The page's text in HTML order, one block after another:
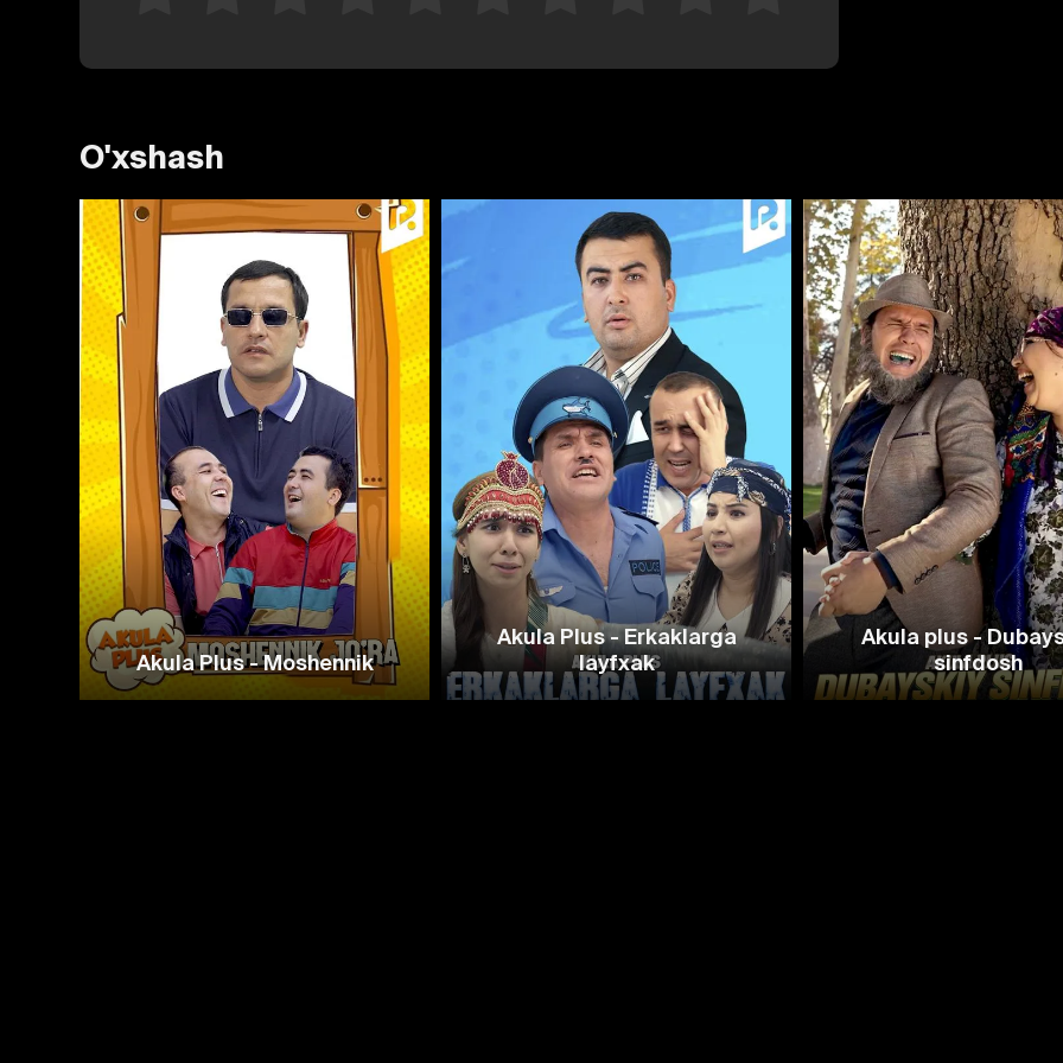
O'xshash
Akula Plus - Moshennik
Akula Plus - Erkaklarga
layfxak
Akula plus -
sinfdosh